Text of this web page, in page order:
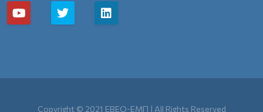
Copyright © 2021 ΕΒΕΟ-ΕΜΠ | All Rights Reserved